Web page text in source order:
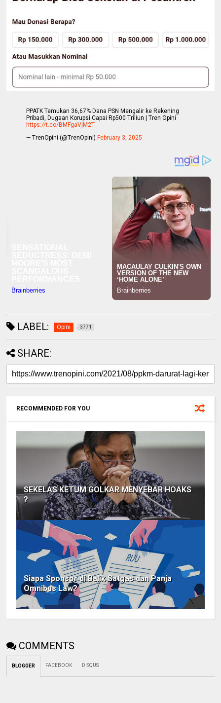
PPATK Temukan 36,67% Dana PSN Mengalir ke Rekening
Pribadi, Dugaan Korupsi Capai Rp500 Triliun | Tren Opini
https://t.co/BMFgaVjM2T
— TrenOpini (@TrenOpini) February 3, 2025
LABEL: Opini 3771
SHARE:
RECOMMENDED FOR YOU
SEKELAS KETUM GOLKAR MENYEBAR HOAKS
?
Siapa Sponsor di Balik Satgas dan Panja
Omnibus Law?
COMMENTS
BLOGGER FACEBOOK DISQUS